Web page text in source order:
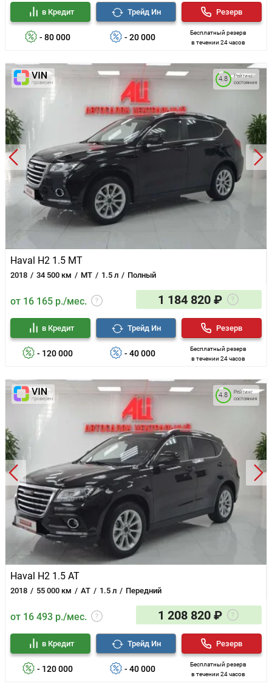
- 80 000
в Кредит
- 20 000
Трейд Ин
Бесплатный резерв
в течении 24 часов
Резерв
Haval H2 1.5 MT
2018 34 500 км MT 1.5 л Полный
Рейтинг
состояния
4.8
от 16 165 р./мес. 1 184 820 ₽
- 120 000
в Кредит
- 40 000
Трейд Ин
Бесплатный резерв
в течении 24 часов
Резерв
Haval H2 1.5 AT
2018 55 000 км AT 1.5 л Передний
Рейтинг
состояния
4.8
от 16 493 р./мес. 1 208 820 ₽
- 120 000
в Кредит
- 40 000
Трейд Ин
Бесплатный резерв
в течении 24 часов
Резерв